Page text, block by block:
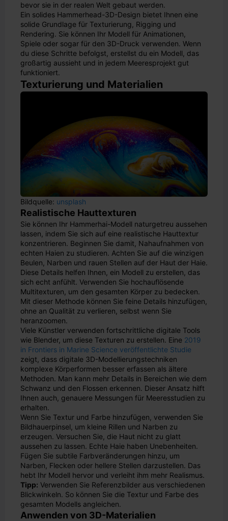
bevor sie in der realen Welt gebaut werden.
Ein solides Hammerhead-3D-Design bietet Ihnen eine
solide Grundlage für Texturierung, Rigging und
Rendering. Sie können Ihr Modell für Animationen,
Spiele oder sogar für den 3D-Druck verwenden. Wenn
du diese Schritte befolgst, erstellst du ein Modell, das
großartig aussieht und in jedem Meeresprojekt gut
funktioniert.
Texturierung und Materialien
Bildquelle: unsplash
Realistische Hauttexturen
Sie können Ihr Hammerhai-Modell naturgetreu aussehen
lassen, indem Sie sich auf eine realistische Hauttextur
konzentrieren. Beginnen Sie damit, Nahaufnahmen von
echten Haien zu studieren. Achten Sie auf die winzigen
Beulen, Narben und rauen Stellen auf der Haut der Haie.
Diese Details helfen Ihnen, ein Modell zu erstellen, das
sich echt anfühlt. Verwenden Sie hochauflösende
Multitexturen, um den gesamten Körper zu bedecken.
Mit dieser Methode können Sie feine Details hinzufügen,
ohne an Qualität zu verlieren, selbst wenn Sie
heranzoomen.
Viele Künstler verwenden fortschrittliche digitale Tools
wie Blender, um diese Texturen zu erstellen. Eine 2019
in Frontiers in Marine Science veröffentlichte Studie
zeigt, dass digitale 3D-Modellierungstechniken
komplexe Körperformen besser erfassen als ältere
Methoden. Man kann mehr Details in Bereichen wie dem
Schwanz und den Flossen erkennen. Dieser Ansatz hilft
Ihnen auch, genauere Messungen für Meeresstudien zu
erhalten.
Wenn Sie Textur und Farbe hinzufügen, verwenden Sie
Bildhauerpinsel, um kleine Rillen und Narben zu
erzeugen. Versuchen Sie, die Haut nicht zu glatt
aussehen zu lassen. Echte Haie haben Unebenheiten.
Fügen Sie subtile Farbveränderungen hinzu, um
Narben, Flecken oder hellere Stellen darzustellen. Das
hebt Ihr Modell hervor und verleiht ihm mehr Realismus.
Tipp: Verwenden Sie Referenzbilder aus verschiedenen
Blickwinkeln. So können Sie die Textur und Farbe des
gesamten Modells angleichen.
Anwenden von 3D-Materialien